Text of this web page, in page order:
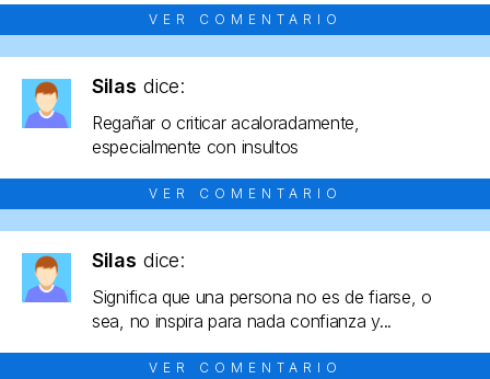
VER COMENTARIO
Silas dice:
Regañar o criticar acaloradamente,
especialmente con insultos
VER COMENTARIO
Silas dice:
Significa que una persona no es de fiarse, o
sea, no inspira para nada confianza y...
VER COMENTARIO